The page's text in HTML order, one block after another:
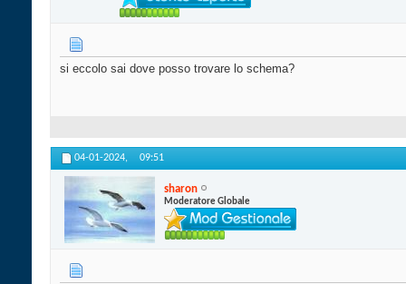
si eccolo sai dove posso trovare lo schema?
04-01-2024, 09:51
sharon
Moderatore Globale